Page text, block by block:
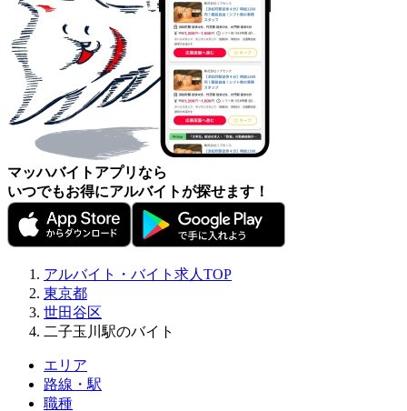
マッハバイトアプリなら
いつでもお得にアルバイトが探せます！
アルバイト・バイト求人TOP
東京都
世田谷区
二子玉川駅のバイト
エリア
路線・駅
職種